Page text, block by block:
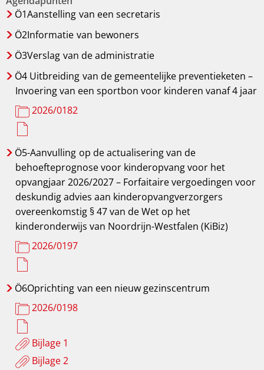
Ö1Aanstelling van een secretaris
Ö2Informatie van bewoners
Ö3Verslag van de administratie
Ö4 Uitbreiding van de gemeentelijke preventieketen –
Invoering van een sportbon voor kinderen vanaf 4 jaar
2026/0182
Ö5-Aanvulling op de actualisering van de
behoefteprognose voor kinderopvang voor het
opvangjaar 2026/2027 – Forfaitaire vergoedingen voor
deskundig advies aan kinderopvangverzorgers
overeenkomstig § 47 van de Wet op het
kinderonderwijs van Noordrijn-Westfalen (KiBiz)
2026/0197
Ö6Oprichting van een nieuw gezinscentrum
2026/0198
Bijlage 1
Bijlage 2